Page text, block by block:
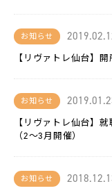
ラ
カ
ラ
極
は
た
ら
く
ャ
ン
ジ
お知らせ
【リヴァトレ仙台】
お知らせ
【リヴァトレ仙台】
（2～3月開催）
お知らせ